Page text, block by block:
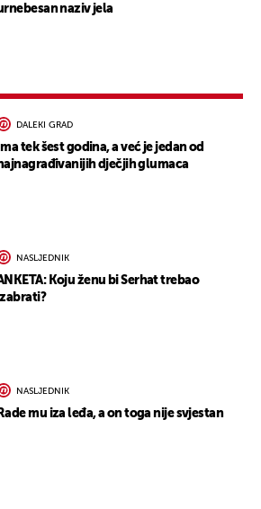
naziv jela
DALEKI GRAD
Ima tek šest godina, a već je jedan od
dječjih glumaca
NASLJEDNIK
Koju ženu bi Serhat trebao
NASLJEDNIK
Rade mu iza leđa, a on toga nije svjestan